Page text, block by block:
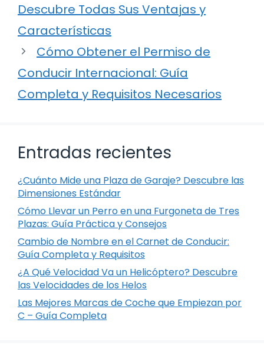
Descubre Todas Sus Ventajas y
Características
Cómo Obtener el Permiso de
Conducir Internacional: Guía
Completa y Requisitos Necesarios
Entradas recientes
¿Cuánto Mide una Plaza de Garaje? Descubre las
Dimensiones Estándar
Cómo Llevar un Perro en una Furgoneta de Tres
Plazas: Guía Práctica y Consejos
Cambio de Nombre en el Carnet de Conducir:
Guía Completa y Requisitos
¿A Qué Velocidad Va un Helicóptero? Descubre
las Velocidades de los Helos
Las Mejores Marcas de Coche que Empiezan por
C – Guía Completa